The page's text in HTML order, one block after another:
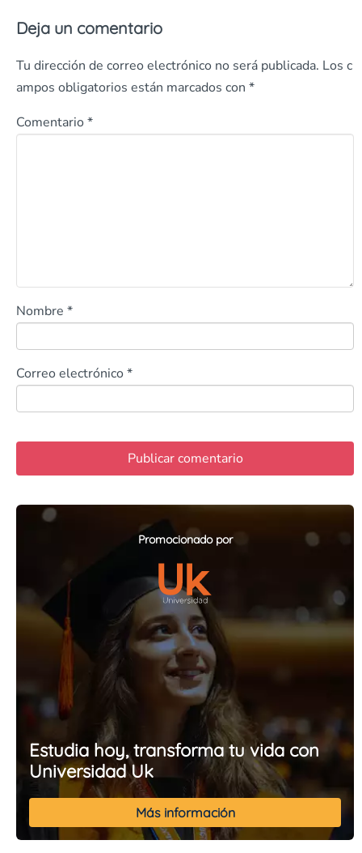
Promocionado por
Estudia hoy, transforma tu vida con
Universidad Uk
Más información
Deja un comentario
Tu dirección de correo electrónico no será publicada. Los c
ampos obligatorios están marcados con *
Comentario *
Nombre *
Correo electrónico *